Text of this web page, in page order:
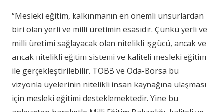
“Mesleki eğitim, kalkınmanın en önemli unsurlardan
biri olan yerli ve milli üretimin esasıdır. Çünkü yerli ve
milli üretimi sağlayacak olan nitelikli işgücü, ancak ve
ancak nitelikli eğitim sistemi ve kaliteli mesleki eğitim
ile gerçekleştirilebilir. TOBB ve Oda-Borsa bu
vizyonla üyelerinin nitelikli insan kaynağına ulaşması
için mesleki eğitimi desteklemektedir. Yine bu